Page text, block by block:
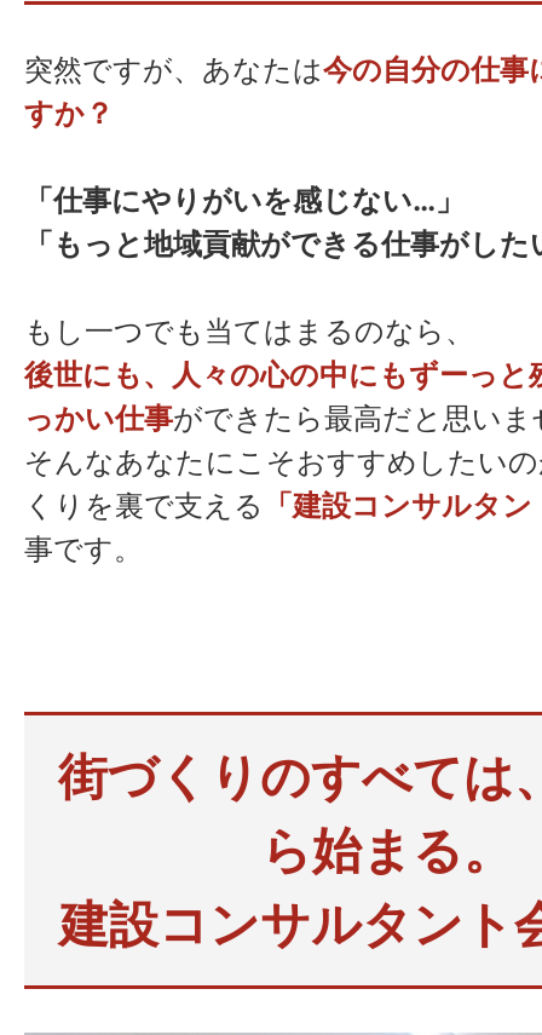
突然ですが、あなたは今の自分の仕事
すか？
「仕事にやりがいを感じない…」
「もっと地域貢献ができる仕事がし
もし一つでも当てはまるのなら、
後世にも、人々の心の中にもずーっと
っかい仕事ができたら最高だと思いま
そんなあなたにこそおすすめしたい
くりを裏で支える
「建設コンサルタ
事です。
街づくりのすべては
ら始まる。
建設コンサルタント